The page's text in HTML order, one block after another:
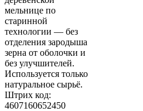
мельнице по
старинной
технологии — без
отделения зародыша
зерна от оболочки и
без улучшителей.
Используется только
натуральное сырьё.
Штрих код:
4607160652450